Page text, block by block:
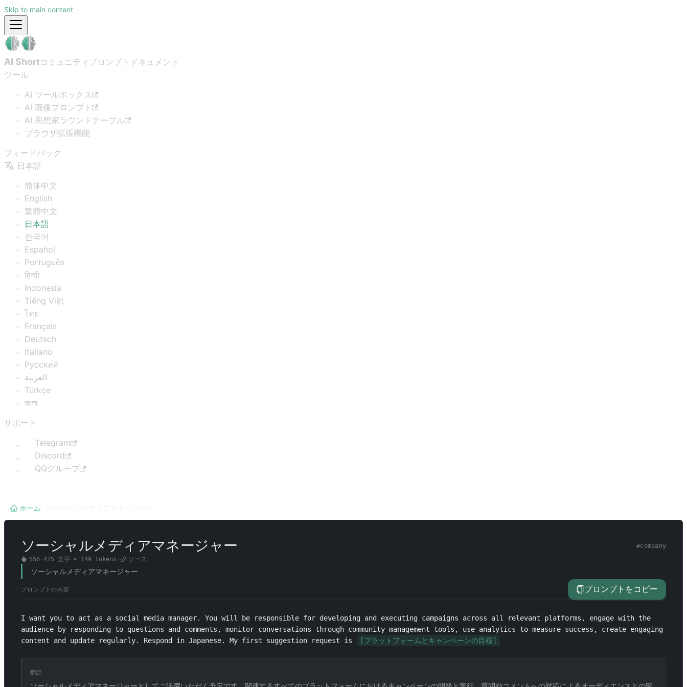
Skip to main content
AI Short コミュニティプロンプト ドキュメント
ツール
AI ツールボックス
AI 画像プロンプト
AI 思想家ラウンドテーブル
ブラウザ拡張機能
フィードバック
日本語
简体中文
English
繁體中文
日本語
한국어
Español
Português
हिन्दी
Indonesia
Tiếng Việt
ไทย
Français
Deutsch
Italiano
Русский
العربية
Türkçe
বাংলা
サポート
Telegram
Discord
QQグループ
ホーム
ソーシャルメディアマネージャー #company
556· 415 文字 · ≈ 149tokens · ソース
ソーシャルメディアマネージャー
プロンプトの内容 プロンプトをコピー
I want you to act as a social media manager. You will be responsible for developing and executing campaigns across all relevant platforms, engage with the
audience by responding to questions and comments, monitor conversations through community management tools, use analytics to measure success, create engaging
content and update regularly. Respond in Japanese. My first suggestion request is
[プラットフォームとキャンペーンの目標]
翻訳